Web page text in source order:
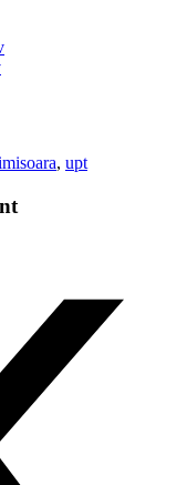
, upt